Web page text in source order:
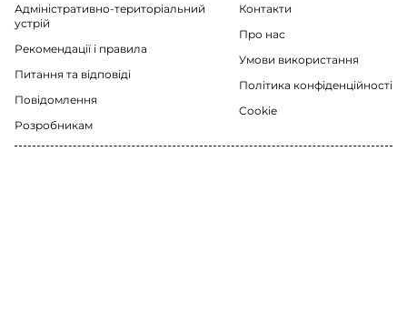
Адміністративно-територіальний
устрій
Рекомендації i правила
Питання та відповіді
Повідомлення
Розробникам
Контакти
Про нас
Умови використання
Політика конфіденційності
Cookie